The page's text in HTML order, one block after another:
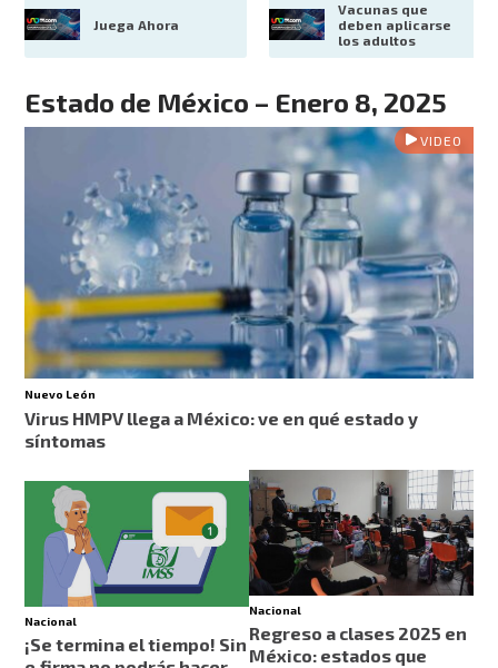
Juega Ahora
Vacunas que
deben aplicarse
los adultos
Estado de México – Enero 8, 2025
VIDEO
Nuevo León
Virus HMPV llega a México: ve en qué estado y
síntomas
Nacional
¡Se termina el tiempo! Sin
Nacional
Regreso a clases 2025 en
México: estados que